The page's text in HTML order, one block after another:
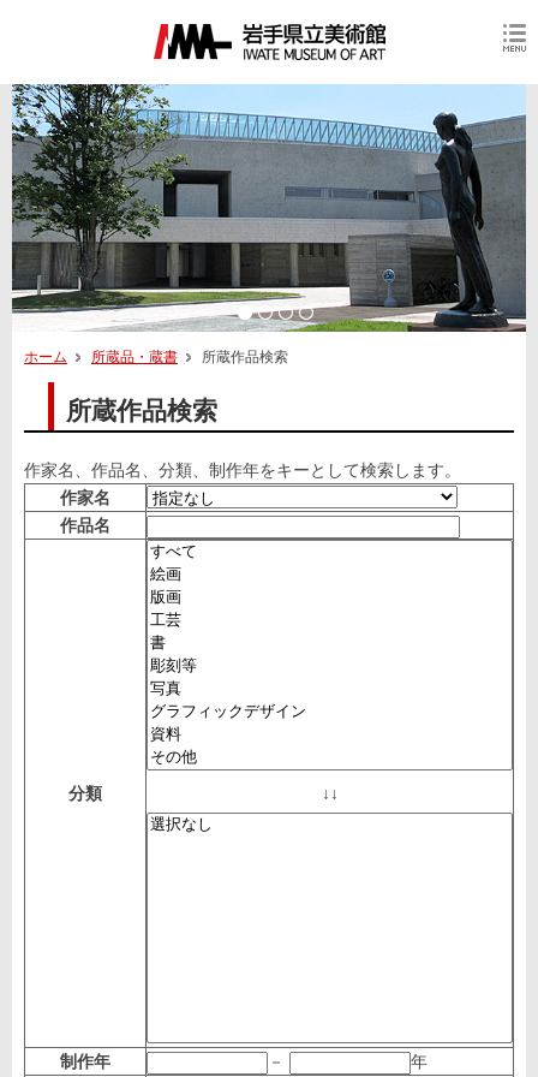
ホーム 所蔵品・蔵書 所蔵作品検索
所蔵作品検索
作家名、作品名、分類、制作年をキーとして検索します。
作家名
作品名
分類 ↓↓
制作年 － 年